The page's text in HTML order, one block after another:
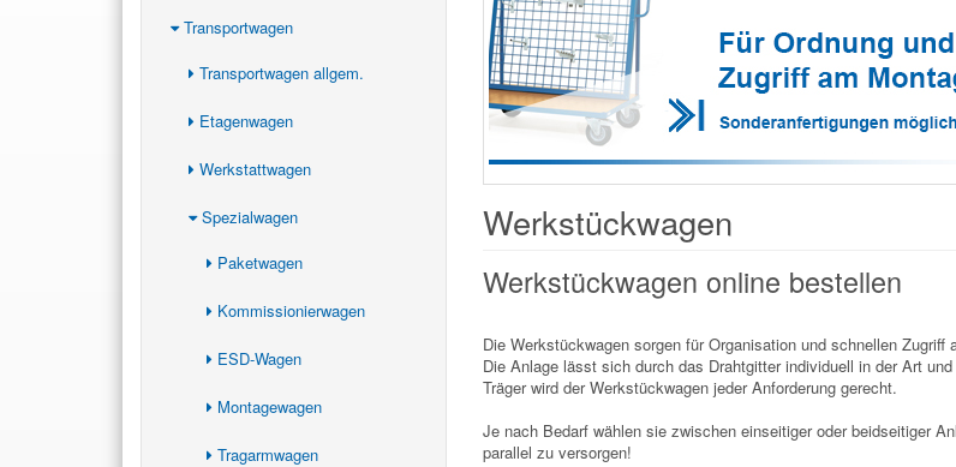
Transportwagen
Transportwagen allgem.
Etagenwagen
Werkstattwagen
Spezialwagen
Paketwagen
Kommissionierwagen
ESD-Wagen
Montagewagen
Tragarmwagen
Werkstückwagen
Werkstückwagen online bestellen
Die Werkstückwagen sorgen für Organisation und schnellen
Die Anlage lässt sich durch das Drahtgitter individuell in der Art
Träger wird der Werkstückwagen jeder Anforderung gerecht.
Je nach Bedarf wählen sie zwischen einseitiger oder beidseitiger
parallel zu versorgen!